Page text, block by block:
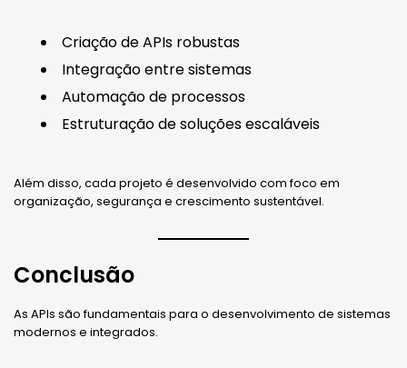
Criação de APIs robustas
Integração entre sistemas
Automação de processos
Estruturação de soluções escaláveis
Além disso, cada projeto é desenvolvido com foco em
organização, segurança e crescimento sustentável.
Conclusão
As APIs são fundamentais para o desenvolvimento de sistemas
modernos e integrados.